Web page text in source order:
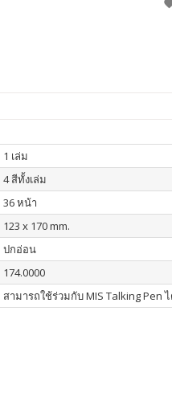
1 เล่ม
4 สีทั้งเล่ม
36 หน้า
123 x 170 mm.
ปกอ่อน
174.0000
สามารถใช้ร่วมกับ MIS Talking